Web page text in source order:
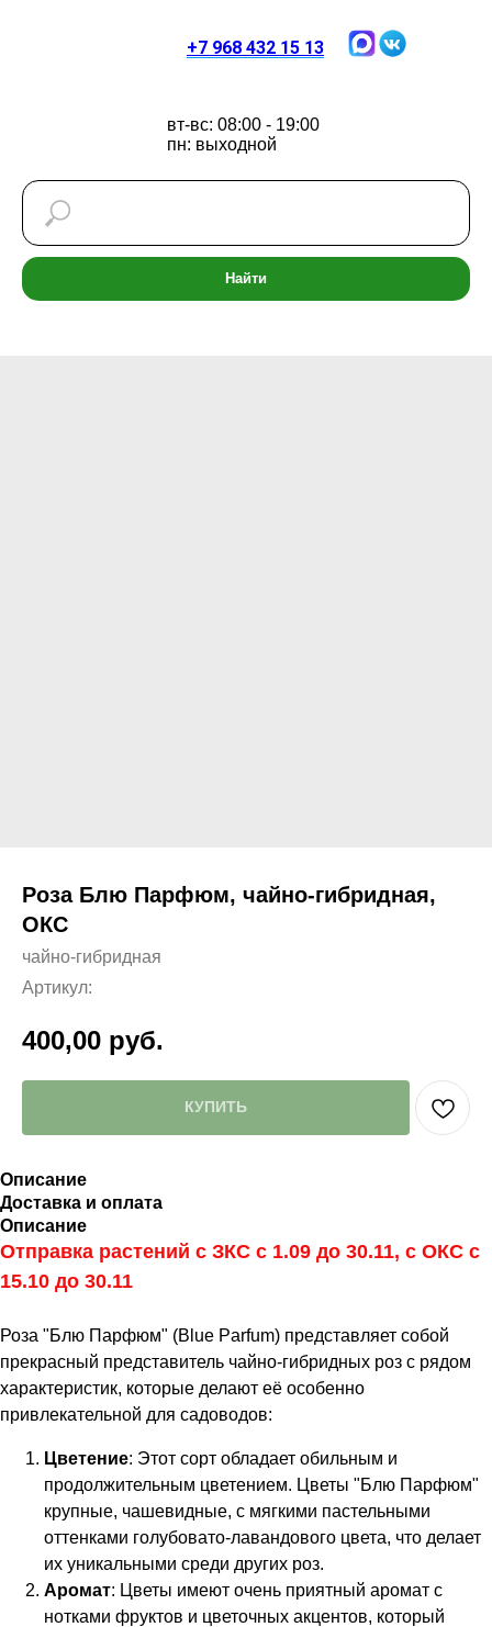
+7 968 432 15 13
вт-вс: 08:00 - 19:00
пн: выходной
Найти
Роза Блю Парфюм, чайно-гибридная,
ОКС
чайно-гибридная
Артикул:
400,00 руб.
КУПИТЬ
Описание
Доставка и оплата
Описание
Отправка растений с ЗКС с 1.09 до 30.11, с ОКС с
15.10 до 30.11
Роза "Блю Парфюм" (Blue Parfum) представляет собой
прекрасный представитель чайно-гибридных роз с рядом
характеристик, которые делают её особенно
привлекательной для садоводов:
Цветение: Этот сорт обладает обильным и
продолжительным цветением. Цветы "Блю Парфюм"
крупные, чашевидные, с мягкими пастельными
оттенками голубовато-лавандового цвета, что делает
их уникальными среди других роз.
Аромат: Цветы имеют очень приятный аромат с
нотками фруктов и цветочных акцентов, который